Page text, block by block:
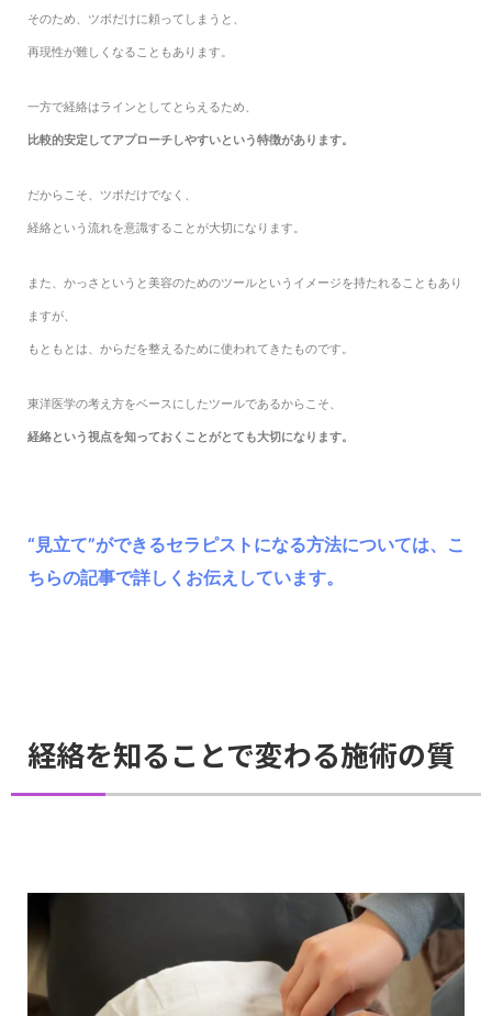
そのため、ツボだけに頼ってしまうと、
再現性が難しくなることもあります。
一方で経絡はラインとしてとらえるため、
比較的安定してアプローチしやすいという特徴があります。
だからこそ、ツボだけでなく、
経絡という流れを意識することが大切になります。
また、かっさというと美容のためのツールというイメージを持たれることもあり
ますが、
もともとは、からだを整えるために使われてきたものです。
東洋医学の考え方をベースにしたツールであるからこそ、
経絡という視点を知っておくことがとても大切になります。
“見立て”ができるセラピストになる方法については、こ
ちらの記事で詳しくお伝えしています。
経絡を知ることで変わる施術の質